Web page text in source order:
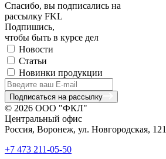
Спасибо, вы подписались на
рассылку FKL
Подпишись,
чтобы быть в курсе дел
Новости
Статьи
Новинки продукции
Подписаться на рассылку
© 2026 ООО "ФКЛ"
Центральный офис
Россия, Воронеж, ул. Новгородская,
+7 473 211-05-50